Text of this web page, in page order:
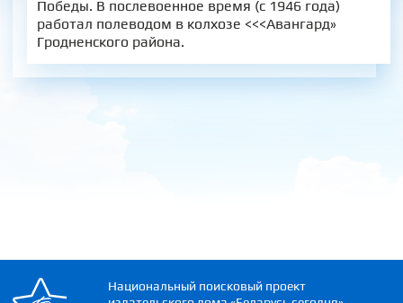
Победы. В послевоенное время (с 1946 года)
работал полеводом в колхозе <<<Авангард»
Гродненского района.
Национальный поисковый проект